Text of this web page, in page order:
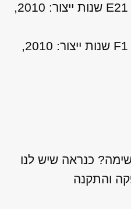
רנו קולאוס 2.5 בנזין E21 4X4 שנות ייצור: 2010,
רנו קולאוס 2.5 בנזין F1 2X4 שנות ייצור: 2010,
כנראה שיש לנו
והתקנה